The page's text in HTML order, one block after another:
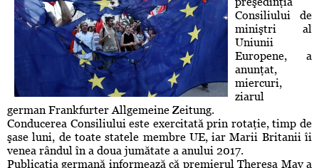
Consiliului de
miniştri al
Uniunii
Europene, a
anunţat,
miercuri,
ziarul
german Frankfurter Allgemeine Zeitung.
Conducerea Consiliului este exercitată prin rotaţie, timp de
şase luni, de toate statele membre UE, iar Marii Britanii îi
venea rândul în a doua jumătate a anului 2017.
Publicaţia germană informează că premierul Theresa May a